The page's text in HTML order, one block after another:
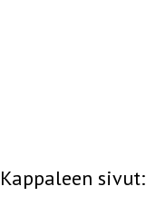
Kappaleen sivut: